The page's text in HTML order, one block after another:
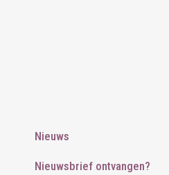
Nieuws
Nieuwsbrief ontvangen?